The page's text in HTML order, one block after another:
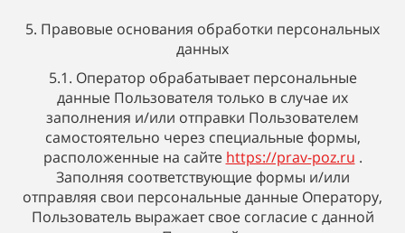
5. Правовые основания обработки персональных
данных
5.1. Оператор обрабатывает персональные
данные Пользователя только в случае их
заполнения и/или отправки Пользователем
самостоятельно через специальные формы,
расположенные на сайте https://prav-poz.ru .
Заполняя соответствующие формы и/или
отправляя свои персональные данные Оператору,
Пользователь выражает свое согласие с данной